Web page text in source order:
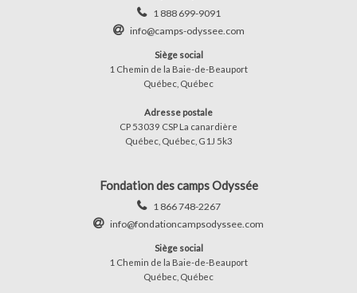
1 888 699-9091
info@camps-odyssee.com
Siège social
1 Chemin de la Baie-de-Beauport
Québec, Québec
Adresse postale
CP 53039 CSP La canardière
Québec, Québec, G1J 5k3
Fondation des camps Odyssée
1 866 748-2267
info@fondationcampsodyssee.com
Siège social
1 Chemin de la Baie-de-Beauport
Québec, Québec